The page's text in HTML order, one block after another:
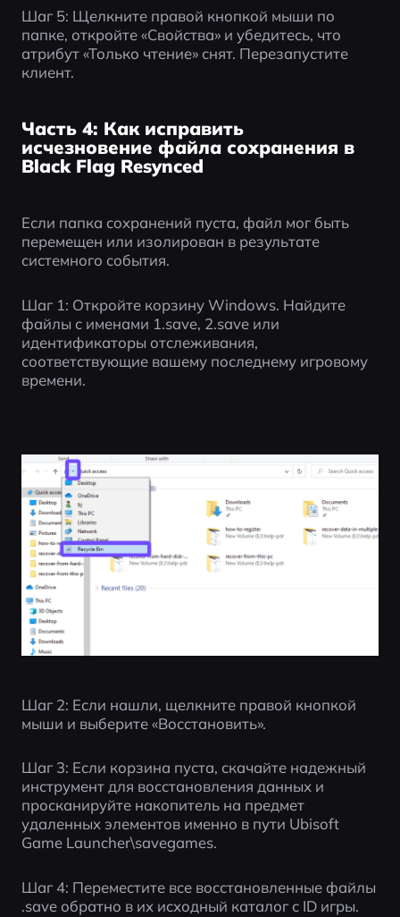
Шаг 5: Щелкните правой кнопкой мыши по
папке, откройте «Свойства» и убедитесь, что
атрибут «Только чтение» снят. Перезапустите
клиент.
Часть 4: Как исправить
исчезновение файла сохранения в
Black Flag Resynced
Если папка сохранений пуста, файл мог быть
перемещен или изолирован в результате
системного события.
Шаг 1: Откройте корзину Windows. Найдите
файлы с именами 1.save, 2.save или
идентификаторы отслеживания,
соответствующие вашему последнему игровому
времени.
Шаг 2: Если нашли, щелкните правой кнопкой
мыши и выберите «Восстановить».
Шаг 3: Если корзина пуста, скачайте надежный
инструмент для восстановления данных и
просканируйте накопитель на предмет
удаленных элементов именно в пути Ubisoft
Game Launcher\savegames.
Шаг 4: Переместите все восстановленные файлы
.save обратно в их исходный каталог с ID игры.